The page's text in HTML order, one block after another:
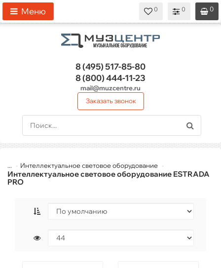
0
0
0
Меню
8 (495)517-85-80
8 (800)444-11-23
mail@muzcentre.ru
Заказать звонок
... Интеллектуальное световое оборудование
Интеллектуальное световое оборудование ESTRADA
PRO